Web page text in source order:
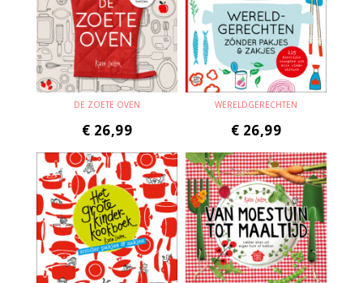
DE ZOETE OVEN
€ 26,99
WERELDGERECHTEN
€ 26,99